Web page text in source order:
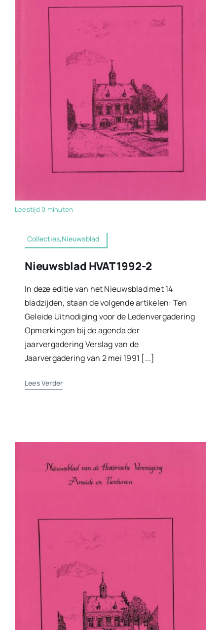
Leestijd 0 minuten
Collecties,Nieuwsblad
Nieuwsblad HVAT 1992-2
In deze editie van het Nieuwsblad met 14
bladzijden, staan de volgende artikelen: Ten
Geleide Uitnodiging voor de Ledenvergadering
Opmerkingen bij de agenda der
jaarvergadering Verslag van de
Jaarvergadering van 2 mei 1991 [...]
Lees Verder